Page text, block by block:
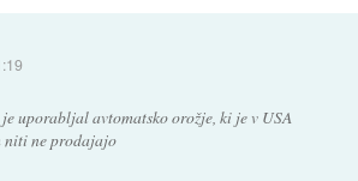
uporabljal avtomatsko orožje, ki je v USA
niti ne prodajajo